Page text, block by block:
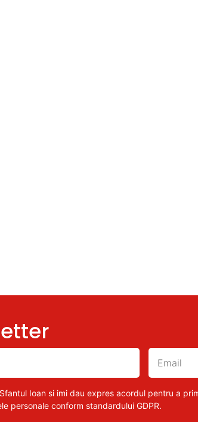
Ioan si imi dau expres acordul pentru a
personale conform standardului GDPR.